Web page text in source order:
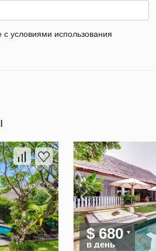
условиями использования
$ 680
в день